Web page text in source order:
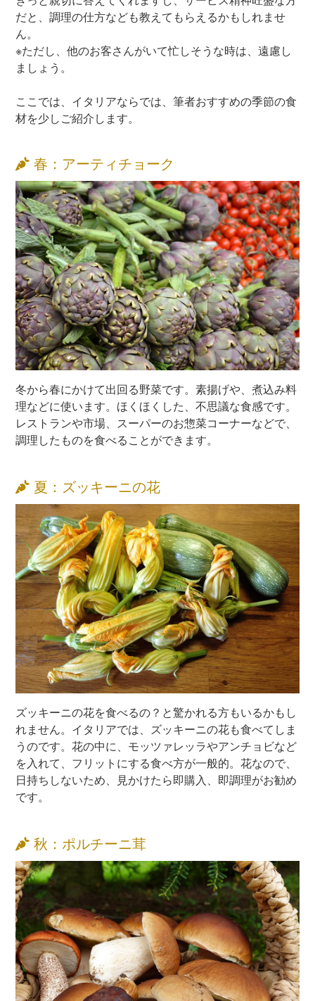
だと、調理の仕方なども教えてもらえるかもしれませ
ん。
※ただし、他のお客さんがいて忙しそうな時は、遠慮し
ましょう。
ここでは、イタリアならでは、筆者おすすめの季節の食
材を少しご紹介します。
春：アーティチョーク
冬から春にかけて出回る野菜です。素揚げや、煮込み料
理などに使います。ほくほくした、不思議な食感です。
レストランや市場、スーパーのお惣菜コーナーなどで、
調理したものを食べることができます。
夏：ズッキーニの花
ズッキーニの花を食べるの？と驚かれる方もいるかもし
れません。イタリアでは、ズッキーニの花も食べてしま
うのです。花の中に、モッツァレッラやアンチョビなど
を入れて、フリットにする食べ方が一般的。花なので、
日持ちしないため、見かけたら即購入、即調理がお勧め
です。
秋：ポルチーニ茸